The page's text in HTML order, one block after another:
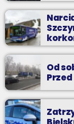
Od